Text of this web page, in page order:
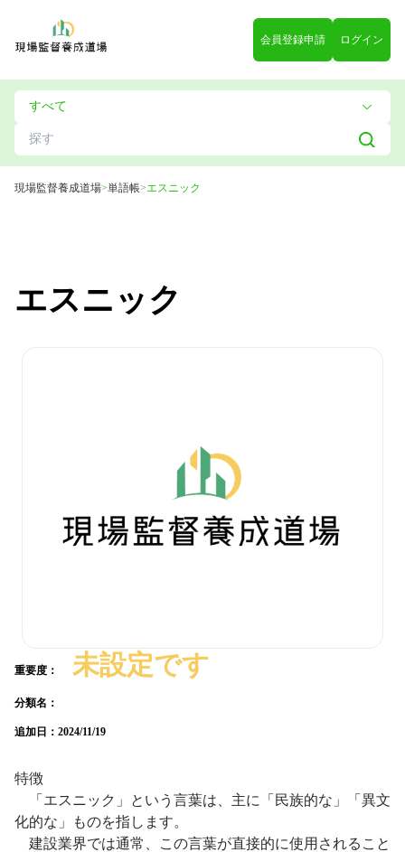
会員登録申請 ログイン
現場監督養成道場>単語帳>エスニック
エスニック
重要度： 未設定です
分類名：
追加日： 2024/11/19
特徴
「エスニック」という言葉は、主に「民族的な」「異文
化的な」ものを指します。
建設業界では通常、この言葉が直接的に使用されること